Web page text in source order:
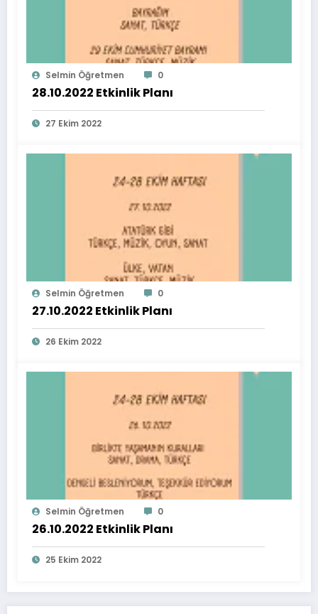
Selmin Öğretmen 0
28.10.2022 Etkinlik Planı
27 Ekim 2022
Selmin Öğretmen 0
27.10.2022 Etkinlik Planı
26 Ekim 2022
Selmin Öğretmen 0
26.10.2022 Etkinlik Planı
25 Ekim 2022